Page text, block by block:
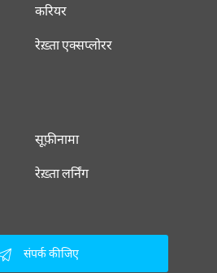
करियर
रेख़्ता एक्सप्लोरर
सूफ़ीनामा
रेख़्ता लर्निंग
संपर्क कीजिए